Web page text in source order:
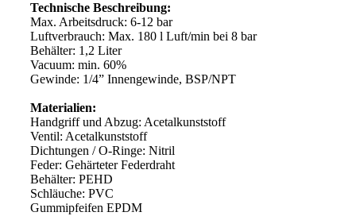
Technische Beschreibung:
Max. Arbeitsdruck: 6-12 bar
Luftverbrauch: Max. 180 l Luft/min bei 8 bar
Behälter: 1,2 Liter
Vacuum: min. 60%
Gewinde: 1/4” Innengewinde, BSP/NPT
Materialien:
Handgriff und Abzug: Acetalkunststoff
Ventil: Acetalkunststoff
Dichtungen / O-Ringe: Nitril
Feder: Gehärteter Federdraht
Behälter: PEHD
Schläuche: PVC
Gummipfeifen EPDM